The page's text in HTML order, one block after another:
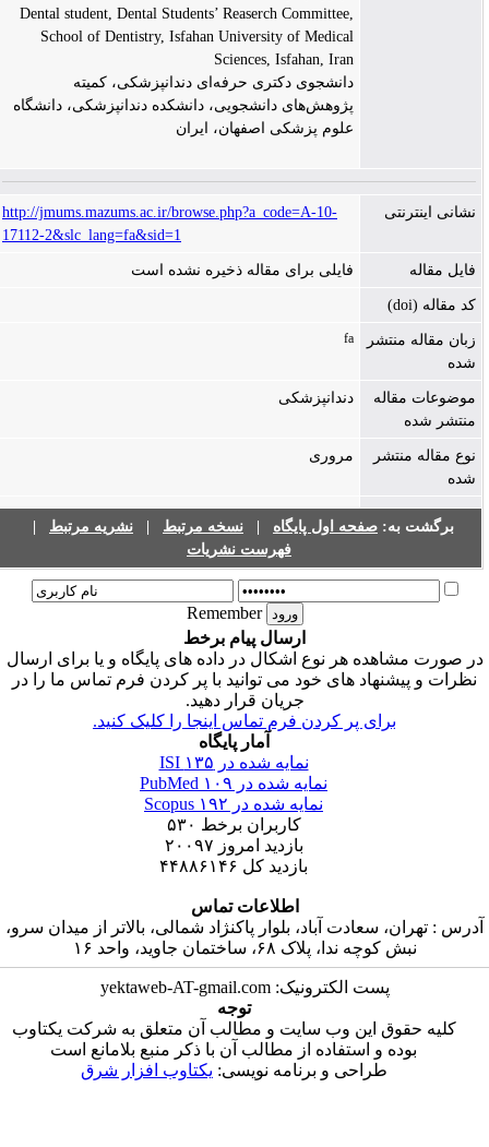
Dental student, Dental Students’ Reaserch Committee,
School of Dentistry, Isfahan University of Medical
Sciences, Isfahan, Iran
دانشجوی دکتری حرفه‌ای دندانپزشکی، کمیته
پژوهش‌های دانشجویی، دانشکده دندانپزشکی، دانشگاه
علوم پزشکی اصفهان، ایران
نشانی اینترنتی
http://jmums.mazums.ac.ir/browse.php?a_code=A-10-
17112-2&slc_lang=fa&sid=1
فایل مقاله فایلی برای مقاله ذخیره نشده است
کد مقاله (doi)
زبان مقاله منتشر
شده
موضوعات مقاله
منتشر شده
دندانپزشکی
نوع مقاله منتشر
شده
مروری
برگشت به:صفحه اول پایگاه| نسخه مرتبط| نشریه مرتبط|
فهرست نشریات
Remember
ارسال پیام برخط
صورت مشاهده هر نوع اشکال در داده های پایگاه و یا برای ارسال
نظرات و پیشنهاد های خود می توانید با پر کردن فرم تماس ما را در
جریان قرار دهید.
برای پر کردن فرم تماس اینجا را کلیک کنید.
آمار پایگاه
نمایه شده در ISI۱۳۵
نمایه شده در PubMed۱۰۹
نمایه شده در Scopus۱۹۲
کاربران برخط۵۳۰
بازدید امروز۲۰۰۹۷
بازدید کل ۴۴۸۸۶۱۴۶
اطلاعات تماس
: تهران، سعادت آباد، بلوار پاکنژاد شمالی، بالاتر از میدان سرو،
نبش کوچه ندا، پلاک ۶۸، ساختمان جاوید، واحد ۱۶
پست الکترونیک: yektaweb-AT-gmail.com
توجه
کلیه حقوق این وب سایت و مطالب آن متعلق به شرکت یکتاوب
بوده و استفاده از مطالب آن با ذکر منبع بلامانع است
طراحی و برنامه نویسی:یکتاوب افزار شرق